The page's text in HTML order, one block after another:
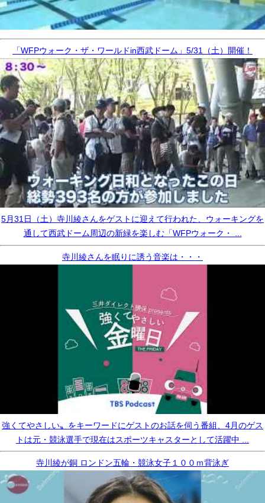
「WFPウォーク・ザ・ワールドin西武ドーム」5/31（土）開催！
5月31日（土）寺川綾さんをゲストに迎えて行われた、ウォーキングを
通して西武ドーム周辺の新緑を楽しむ「WFPウォーク・ ...
寺川綾さんを眠りに誘う音楽は・・・
強くてやさしい〟をキーワードにゲストのお話を伺う番組、4月のゲス
トは元・競泳選手で現在はスポーツキャスターとして活躍中 ...
寺川綾が銅 ロンドン五輪・競泳女子１００ｍ背泳ぎ